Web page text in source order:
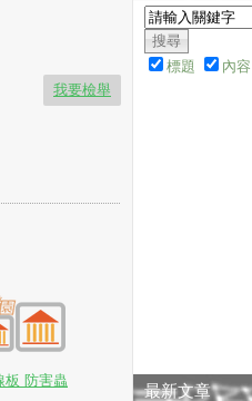
我要檢舉
板 防害蟲
標題 內容
最新文章